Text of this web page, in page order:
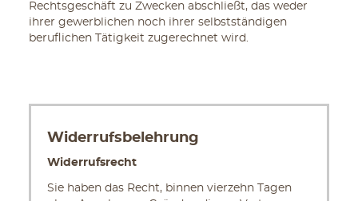
Rechtsgeschäft zu Zwecken abschließt, das weder
ihrer gewerblichen noch ihrer selbstständigen
beruflichen Tätigkeit zugerechnet wird.
Widerrufsbelehrung
Widerrufsrecht
Sie haben das Recht, binnen vierzehn Tagen